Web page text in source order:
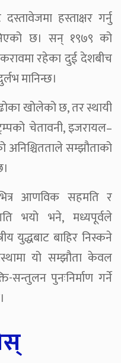
हस्ताक्षर गर्नु
छ। सन् १९७९ को
रहेका दुई देशबीच
मानिन्छ।
खोलेको छ, तर स्थायी
चेतावनी, इजरायल–
सम्झौताको
आणविक सहमति र
भयो भने, मध्यपूर्वले
युद्धबाट बाहिर निस्कने
यो सम्झौता केवल
सन्तुलन पुनःनिर्माण गर्ने